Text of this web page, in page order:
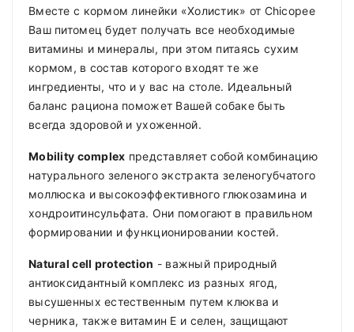
Вместе с кормом линейки «Холистик» от Chicopee
Ваш питомец будет получать все необходимые
витамины и минералы, при этом питаясь сухим
кормом, в состав которого входят те же
ингредиенты, что и у вас на столе. Идеальный
баланс рациона поможет Вашей собаке быть
всегда здоровой и ухоженной.
Mobility complex представляет собой комбинацию
натурального зеленого экстракта зеленогубчатого
моллюска и высокоэффективного глюкозамина и
хондроитинсульфата. Они помогают в правильном
формировании и функционировании костей.
Natural cell protection - важный природный
антиоксидантный комплекс из разных ягод,
высушенных естественным путем клюква и
черника, также витамин Е и селен, защищают